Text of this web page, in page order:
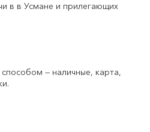
в в Усмане и прилегающих
— наличные, карта,